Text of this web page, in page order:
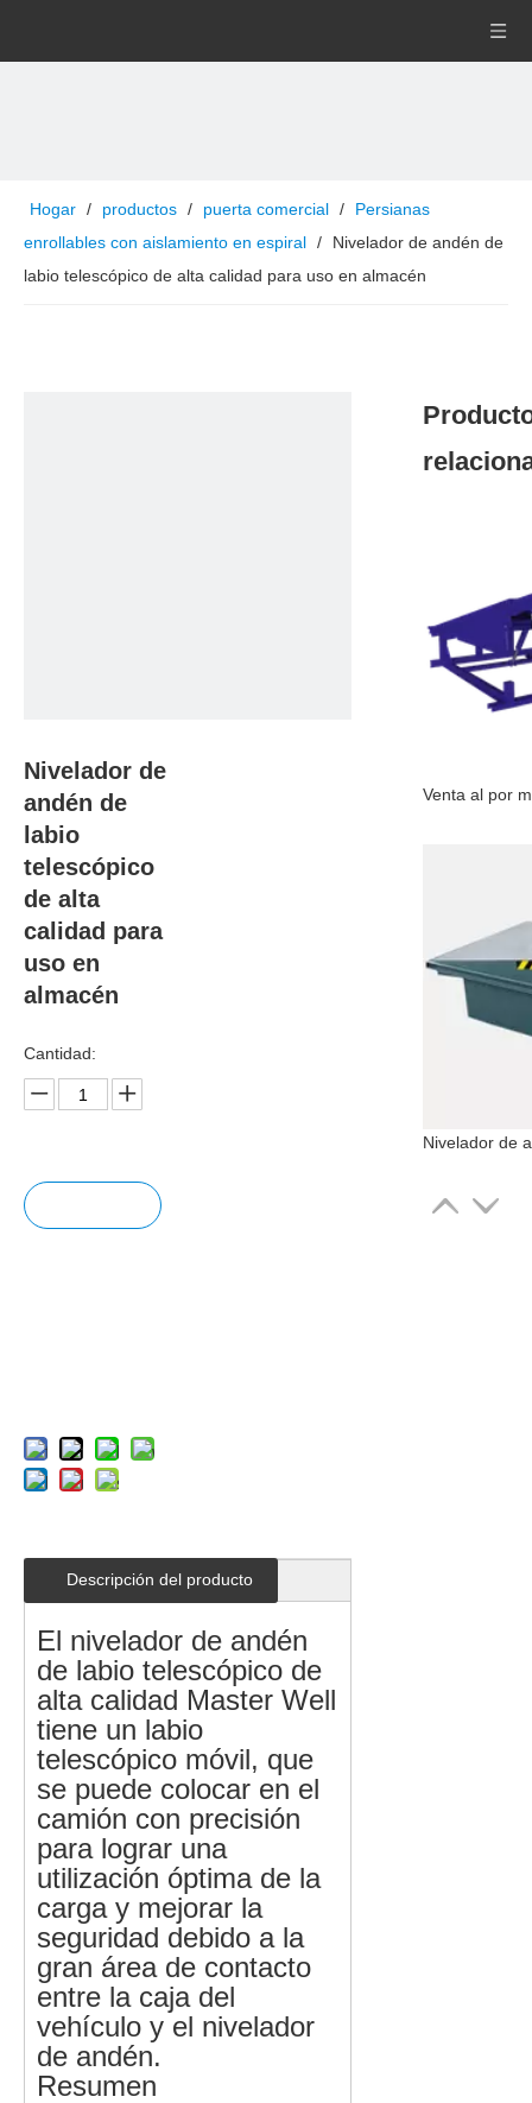
Hogar / productos / puerta comercial /
Persianas
enrollables con aislamiento en espiral /
Nivelador de andén de
labio telescópico de alta calidad para uso en almacén
Nivelador de
andén de
labio
telescópico
de alta
calidad para
uso en
almacén
Cantidad:
Descripción del producto
El nivelador de andén
de labio telescópico de
alta calidad Master Well
tiene un labio
telescópico móvil, que
se puede colocar en el
camión con precisión
para lograr una
utilización óptima de la
carga y mejorar la
seguridad debido a la
gran área de contacto
entre la caja del
vehículo y el nivelador
de andén.
Resumen